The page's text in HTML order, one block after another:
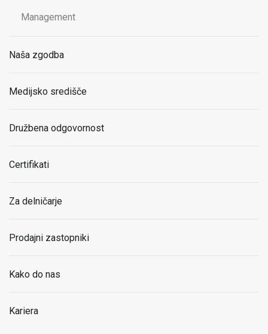
Management
Naša zgodba
Medijsko središče
Družbena odgovornost
Certifikati
Za delničarje
Prodajni zastopniki
Kako do nas
Kariera